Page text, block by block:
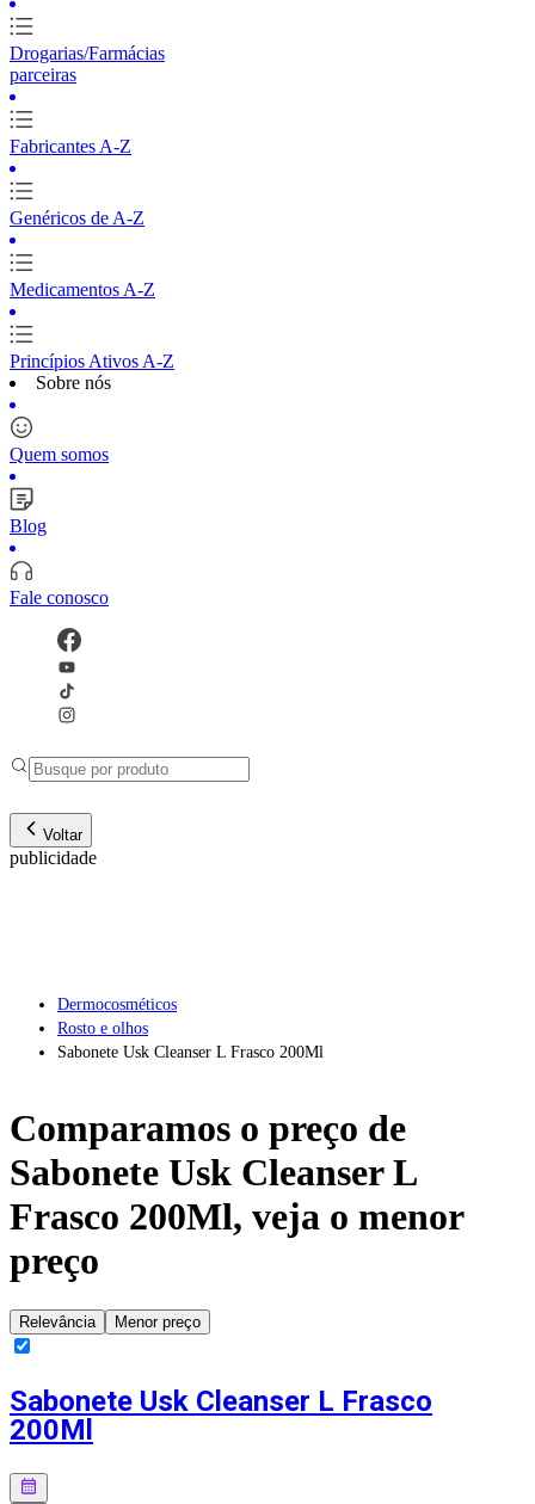
Drogarias/Farmácias
parceiras
Fabricantes A-Z
Genéricos de A-Z
Medicamentos A-Z
Princípios Ativos A-Z
Sobre nós
Quem somos
Blog
Fale conosco
Voltar
publicidade
Dermocosméticos
Rosto e olhos
Sabonete Usk Cleanser L Frasco 200Ml
Comparamos o preço de
Sabonete Usk Cleanser L
Frasco 200Ml, veja o menor
preço
Relevância Menor preço
Sabonete Usk Cleanser L Frasco
200Ml